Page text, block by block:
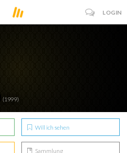
LOGIN
(1999)
Will ich sehen
Sammlung